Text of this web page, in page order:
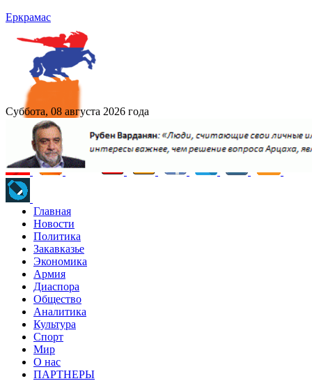
Еркрамас
Суббота, 08 августа 2026 года
Главная
Новости
Политика
Закавказье
Экономика
Армия
Диаспора
Общество
Аналитика
Культура
Спорт
Мир
О нас
ПАРТНЕРЫ